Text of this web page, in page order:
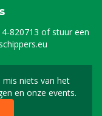
820713 of stuur een
niets van het
en onze events.
aan voor onze